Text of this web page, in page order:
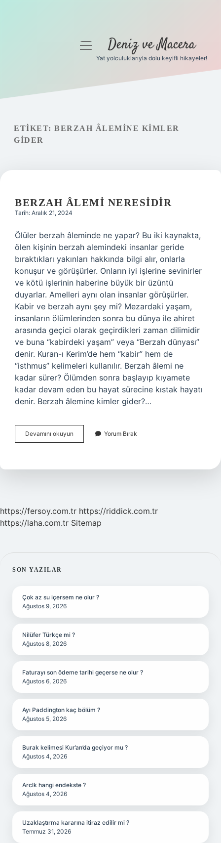
Gizlilik Politikası
Hakkımızda
menüyüDeniz ve Macera
Yat yolculuklarıyla dolu keyifli hikayeler!
ETIKET: BERZAH ÂLEMINE KIMLER
GIDER
BERZAH ÂLEMI NERESIDIR
Tarih: Aralık 21, 2024
Ölüler berzah âleminde ne yapar? Bu iki kaynakta,
ölen kişinin berzah alemindeki insanlar geride
bıraktıkları yakınları hakkında bilgi alır, onlarla
konuşur ve görüşürler. Onların iyi işlerine sevinirler
ve kötü işlerinin haberine büyük bir üzüntü
duyarlar. Amelleri aynı olan insanlar görüşürler.
Kabir ve berzah aynı şey mi? Mezardaki yaşam,
insanların ölümlerinden sonra bu dünya ile ahiret
arasında geçici olarak geçirdikleri zaman dilimidir
ve buna “kabirdeki yaşam” veya “Berzah dünyası”
denir. Kuran-ı Kerim’de hem “kabir” hem de
“isthmus” kelimeleri kullanılır. Berzah âlemi ne
kadar sürer? Ölümden sonra başlayıp kıyamete
kadar devam eden bu hayat sürecine kıstak hayatı
denir. Berzah âlemine kimler gider?…
Devamını okuyun
Âlemi
Yorum Bırak
https://fersoy.com.tr https://riddick.com.tr
https://laha.com.tr Sitemap
SIDEBAR
SON YAZILAR
Çok az su içersem ne olur ?
Ağustos 9, 2026
Nilüfer Türkçe mi ?
Ağustos 8, 2026
Faturayı son ödeme tarihi geçerse ne olur ?
Ağustos 6, 2026
Ayı Paddington kaç bölüm ?
Ağustos 5, 2026
Burak kelimesi Kur’an’da geçiyor mu ?
Ağustos 4, 2026
Arclk hangi endekste ?
Ağustos 4, 2026
Uzaklaştırma kararına itiraz edilir mi ?
Temmuz 31, 2026